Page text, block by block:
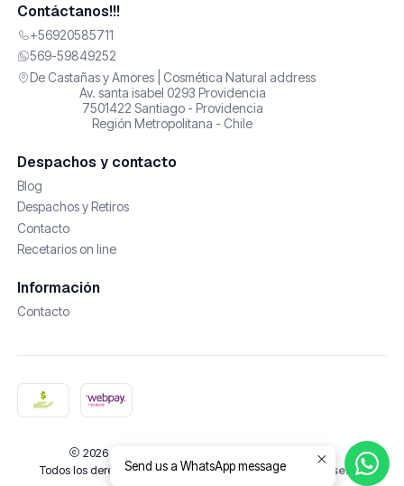
Contáctanos!!!
+56920585711
569-59849252
De Castañas y Amores | Cosmética Natural address
Av. santa isabel 0293 Providencia
7501422 Santiago - Providencia
Región Metropolitana - Chile
Despachos y contacto
Blog
Despachos y Retiros
Contacto
Recetarios on line
Información
Contacto
2026 De Castañas y Amores | Cosmética Natural.
Todos los derechos reservados.Desarrollado por Jumpseller.
Send us a WhatsApp message